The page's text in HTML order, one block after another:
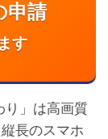
申請
す
り」は高画質
長のスマホ